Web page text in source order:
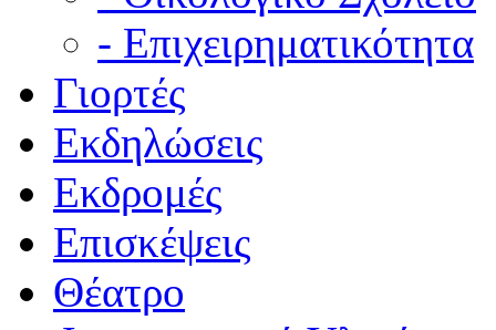
- Επιχειρηματικότητα
Γιορτές
Εκδηλώσεις
Εκδρομές
Επισκέψεις
Θέατρο